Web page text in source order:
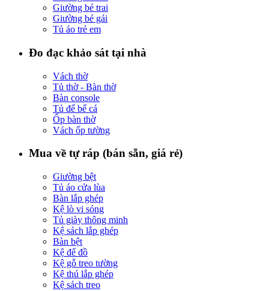
Giường bé trai
Giường bé gái
Tủ áo trẻ em
Đo đạc khảo sát tại nhà
Vách thờ
Tủ thờ - Bàn thờ
Bàn console
Tủ để bể cá
Ốp bàn thờ
Vách ốp tường
Mua về tự ráp (bán sẵn, giá rẻ)
Giường bệt
Tủ áo cửa lùa
Bàn lắp ghép
Kệ lò vi sóng
Tủ giày thông minh
Kệ sách lắp ghép
Bàn bệt
Kệ để đồ
Kệ gỗ treo tường
Kệ thú lắp ghép
Kệ sách treo